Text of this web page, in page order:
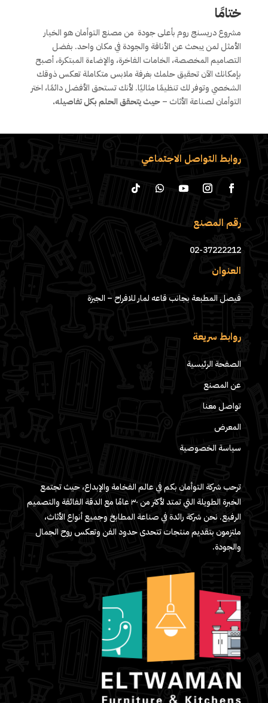
ختامًا
مشروع دريسنج روم بأعلى جودة من مصنع التوأمان هو الخيار
الأمثل لمن يبحث عن الأناقة والجودة في مكان واحد. بفضل
التصاميم المخصصة، الخامات الفاخرة، والإضاءة المبتكرة، أصبح
بإمكانك الآن تحقيق حلمك بغرفة ملابس متكاملة تعكس ذوقك
الشخصي وتوفر لك تنظيمًا مثاليًا. لأنك تستحق الأفضل دائمًا، اختر
التوأمان لصناعة الأثاث –حيث يتحقق الحلم بكل تفاصيله.
روابط التواصل الاجتماعي
رقم المصنع
02-37222212
العنوان
فيصل المطبعة بجانب قاعه لمار للافراح – الجيزة
روابط سريعة
الصفحة الرئيسية
عن المصنع
تواصل معنا
المعرض
سياسة الخصوصية
ترحب شركة التوأمان بكم في عالم الفخامة والإبداع، حيث تجتمع
الخبرة الطويلة التي تمتد لأكثر من ٣٠ عامًا مع الدقة الفائقة والتصميم
الرفيع. نحن شركة رائدة في صناعة المطابخ وجميع أنواع الأثاث،
ملتزمون بتقديم منتجات تتحدى حدود الفن وتعكس روح الجمال
والجودة.